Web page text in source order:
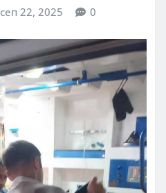
сеп 22, 2025 0